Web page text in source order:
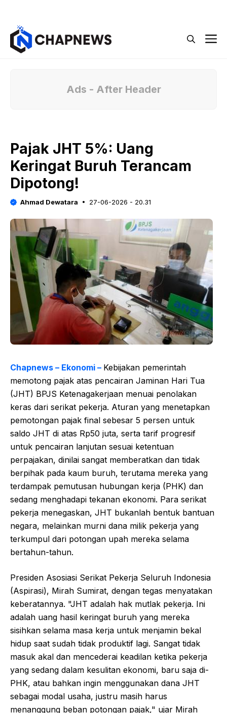
Ads - After Header
Pajak JHT 5%: Uang
Keringat Buruh Terancam
Dipotong!
Ahmad Dewatara 27-06-2026 - 20.31
Chapnews – Ekonomi – Kebijakan pemerintah
memotong pajak atas pencairan Jaminan Hari Tua
(JHT) BPJS Ketenagakerjaan menuai penolakan
keras dari serikat pekerja. Aturan yang menetapkan
pemotongan pajak final sebesar 5 persen untuk
saldo JHT di atas Rp50 juta, serta tarif progresif
untuk pencairan lanjutan sesuai ketentuan
perpajakan, dinilai sangat memberatkan dan tidak
berpihak pada kaum buruh, terutama mereka yang
terdampak pemutusan hubungan kerja (PHK) dan
sedang menghadapi tekanan ekonomi. Para serikat
pekerja menegaskan, JHT bukanlah bentuk bantuan
negara, melainkan murni dana milik pekerja yang
terkumpul dari potongan upah mereka selama
bertahun-tahun.
Presiden Asosiasi Serikat Pekerja Seluruh Indonesia
(Aspirasi), Mirah Sumirat, dengan tegas menyatakan
keberatannya. "JHT adalah hak mutlak pekerja. Ini
adalah uang hasil keringat buruh yang mereka
sisihkan selama masa kerja untuk menjamin bekal
hidup saat sudah tidak produktif lagi. Sangat tidak
masuk akal dan mencederai keadilan ketika pekerja
yang sedang dalam kesulitan ekonomi, baru saja di-
PHK, atau bahkan ingin menggunakan dana JHT
sebagai modal usaha, justru masih harus
menanggung beban potongan pajak," ujar Mirah